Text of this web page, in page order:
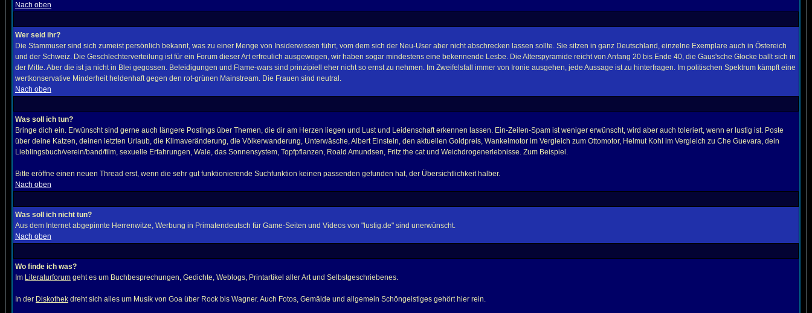
Nach oben
Wer seid ihr?
Die Stammuser sind sich zumeist persönlich bekannt, was zu einer Menge von Insiderwissen führt, vom dem sich der Neu-User aber nicht abschrecken lassen sollte. Sie sitzen in ganz Deutschland, einzelne Exemplare auch in Östereich
und der Schweiz. Die Geschlechterverteilung ist für ein Forum dieser Art erfreulich ausgewogen, wir haben sogar mindestens eine bekennende Lesbe. Die Alterspyramide reicht von Anfang 20 bis Ende 40, die Gaus'sche Glocke ballt sich in
der Mitte. Aber die ist ja nicht in Blei gegossen. Beleidigungen und Flame-wars sind prinzipiell eher nicht so ernst zu nehmen. Im Zweifelsfall immer von Ironie ausgehen, jede Aussage ist zu hinterfragen. Im politischen Spektrum kämpft eine
wertkonservative Minderheit heldenhaft gegen den rot-grünen Mainstream. Die Frauen sind neutral.
Nach oben
Was soll ich tun?
Bringe dich ein. Erwünscht sind gerne auch längere Postings über Themen, die dir am Herzen liegen und Lust und Leidenschaft erkennen lassen. Ein-Zeilen-Spam ist weniger erwünscht, wird aber auch toleriert, wenn er lustig ist. Poste
über deine Katzen, deinen letzten Urlaub, die Klimaveränderung, die Völkerwanderung, Unterwäsche, Albert Einstein, den aktuellen Goldpreis, Wankelmotor im Vergleich zum Ottomotor, Helmut Kohl im Vergleich zu Che Guevara, dein
Lieblingsbuch/verein/band/film, sexuelle Erfahrungen, Wale, das Sonnensystem, Topfpflanzen, Roald Amundsen, Fritz the cat und Weichdrogenerlebnisse. Zum Beispiel.
Bitte eröffne einen neuen Thread erst, wenn die sehr gut funktionierende Suchfunktion keinen passenden gefunden hat, der Übersichtlichkeit halber.
Nach oben
Was soll ich nicht tun?
Aus dem Internet abgepinnte Herrenwitze, Werbung in Primatendeutsch für Game-Seiten und Videos von "lustig.de" sind unerwünscht.
Nach oben
Wo finde ich was?
Im Literaturforum geht es um Buchbesprechungen, Gedichte, Weblogs, Printartikel aller Art und Selbstgeschriebenes.
In der Diskothek dreht sich alles um Musik von Goa über Rock bis Wagner. Auch Fotos, Gemälde und allgemein Schöngeistiges gehört hier rein.